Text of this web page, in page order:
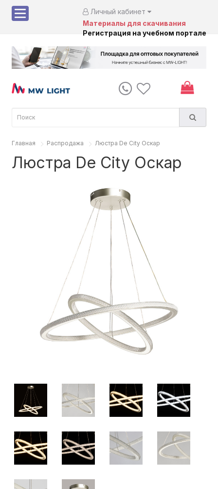
Личный кабинет
Материалы для скачивания
Регистрация на учебном портале
Главная Распродажа Люстра De City Оскар
Люстра De City Оскар